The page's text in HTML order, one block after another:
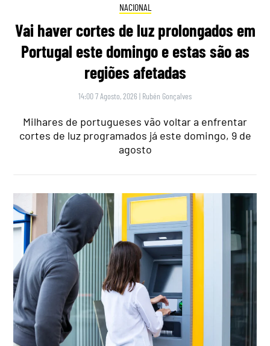
NACIONAL
Vai haver cortes de luz prolongados em
Portugal este domingo e estas são as
regiões afetadas
14:00 7 Agosto, 2026 | Rubén Gonçalves
Milhares de portugueses vão voltar a enfrentar
cortes de luz programados já este domingo, 9 de
agosto